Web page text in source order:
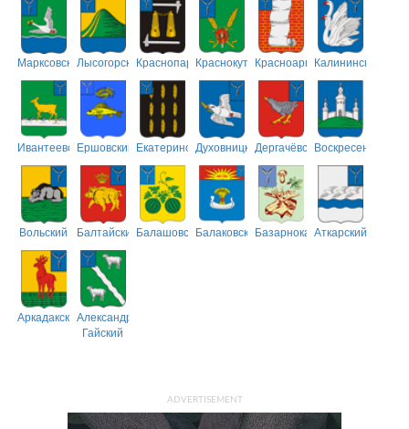
МарксовскийЛысогорскийКраснопартизанский
КраснокутскийКрасноармейский
Калининский
ИвантеевскийЕршовский ЕкатериновскийДуховницкийДергачёвскийВоскресенский
Вольский БалтайскийБалашовскийБалаковскийБазарнокарабулакский
Аткарский
АркадакскийАлександрово-
Гайский
ADVERTISEMENT